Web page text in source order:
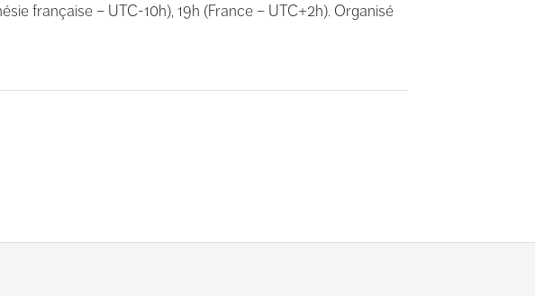
française – UTC-10h), 19h (France – UTC+2h). Organisé